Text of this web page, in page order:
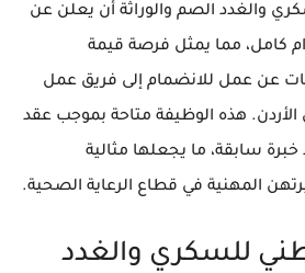
والغدد الصم والوراثة أن يعلن عن
كامل، مما يمثل فرصة قيمة
عن عمل للانضمام إلى فريق عمل
هذه الوظيفة متاحة بموجب عقد
سابقة، ما يجعلها مثالية
المهنية في قطاع الرعاية الصحية.
للسكري والغدد